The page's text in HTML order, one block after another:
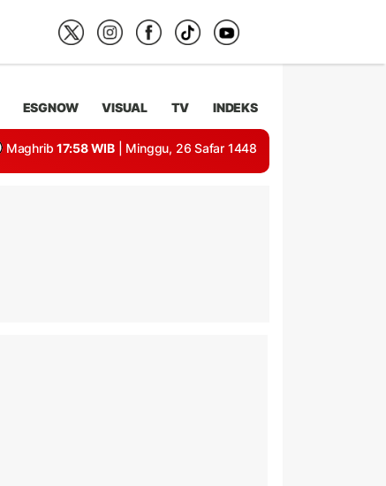
ESGNOW VISUAL TV INDEKS
Maghrib 17:58 WIB | Minggu, 26 Safar 1448